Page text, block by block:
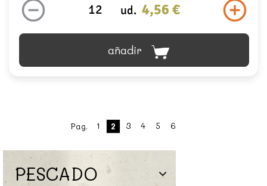
ud. 4,56 €
añadir
Pag. 1 2 3 4 5 6
PESCADO